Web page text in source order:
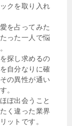
クを取り入れ
を占ってみた
った一人で悩
探し求めるの
自分なりに確
の異性が通い
。
ぼ出会うこと
く違った業界
ットです。